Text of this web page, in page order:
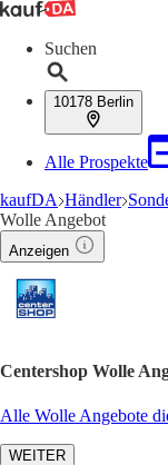
Suchen
10178 Berlin
Alle Prospekte
kaufDA Händler
Wolle Angebot
Anzeigen
Centershop Wolle
Alle Wolle Angebote
WEITER